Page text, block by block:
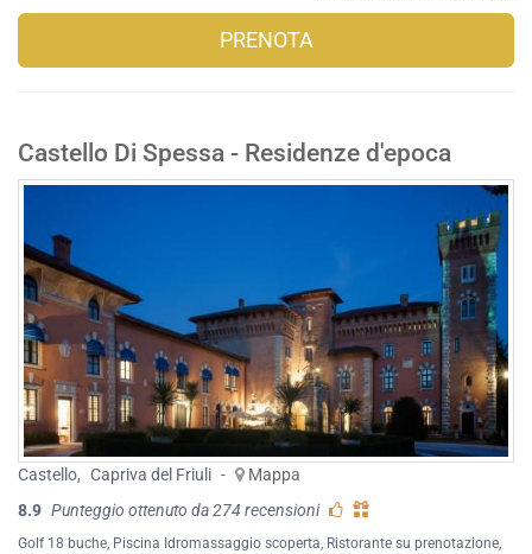
PRENOTA
Castello Di Spessa - Residenze d'epoca
Castello, Capriva del Friuli -
Mappa
8.9 Punteggio ottenuto da 274 recensioni
Golf 18 buche, Piscina Idromassaggio scoperta, Ristorante su prenotazione,